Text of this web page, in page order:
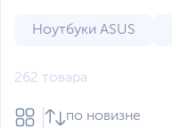
Ноутбуки ASUS
262 товара
по новизне